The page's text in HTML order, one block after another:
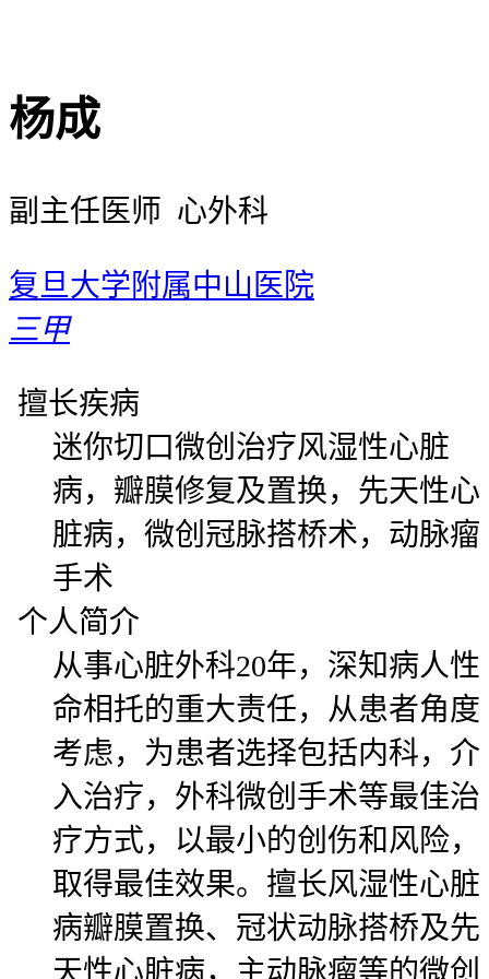
杨成
副主任医师 心外科
复旦大学附属中山医院
三甲
擅长疾病
迷你切口微创治疗风湿性心脏
病，瓣膜修复及置换，先天性心
脏病，微创冠脉搭桥术，动脉瘤
手术
个人简介
从事心脏外科20年，深知病人性
命相托的重大责任，从患者角度
考虑，为患者选择包括内科，介
入治疗，外科微创手术等最佳治
疗方式，以最小的创伤和风险，
取得最佳效果。擅长风湿性心脏
病瓣膜置换、冠状动脉搭桥及先
天性心脏病，主动脉瘤等的微创